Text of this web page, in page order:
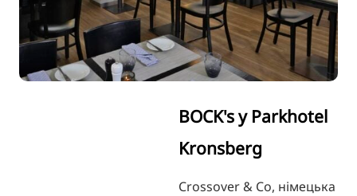
TR
RU
FI
KO
BOCK's у Parkhotel
Kronsberg
Crossover & Co, німецька